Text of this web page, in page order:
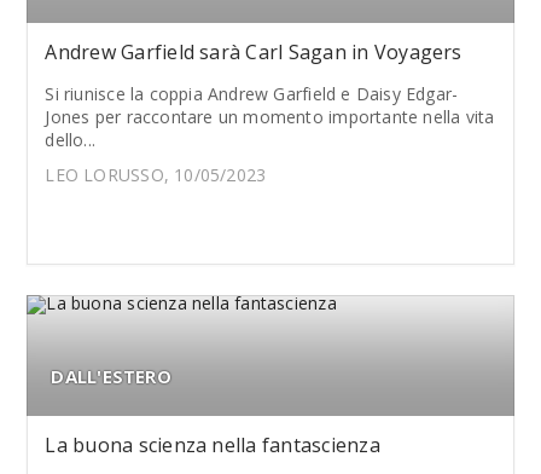
Andrew Garfield sarà Carl Sagan in Voyagers
Si riunisce la coppia Andrew Garfield e Daisy Edgar-
Jones per raccontare un momento importante nella vita
dello...
LEO LORUSSO, 10/05/2023
DALL'ESTERO
La buona scienza nella fantascienza